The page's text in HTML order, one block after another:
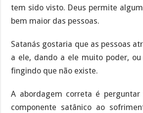
tem sido visto. Deus permite
bem maior das pessoas.
Satanás gostaria que as pessoas
a ele, dando a ele muito poder,
fingindo que não existe.
A abordagem correta é
componente satânico ao